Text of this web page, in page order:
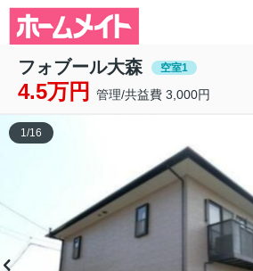
フォブール大森 空室1
4.5万円 管理/共益費 3,000円
1/16